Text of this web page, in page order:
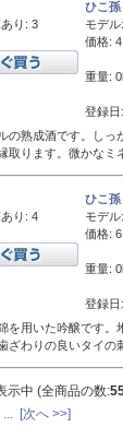
り: 3
ひこ
モデル:
価格:
重量:
登録
の熟成酒です。しっ
取ります。微かなミ
り: 4
ひこ
モデル:
価格:
重量:
登録
を用いた吟醸です
ざわりの良いタイ
示中 (全商品の数:
[次へ >>]